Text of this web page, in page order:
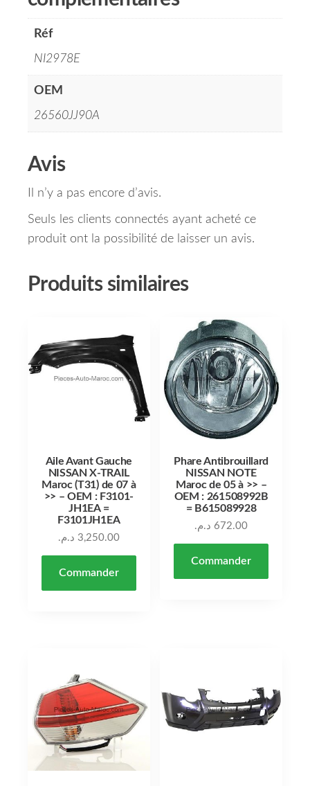
Réf
NI2978E
OEM
26560JJ90A
Avis
Il n’y a pas encore d’avis.
Seuls les clients connectés ayant acheté ce
produit ont la possibilité de laisser un avis.
Produits similaires
Aile Avant Gauche
NISSAN X-TRAIL
Maroc (T31) de 07 à
>> – OEM : F3101-
JH1EA =
F3101JH1EA
3,250.00 د.م.
Commander
Phare Antibrouillard
NISSAN NOTE
Maroc de 05 à >> –
OEM : 261508992B
= B615089928
672.00 د.م.
Commander